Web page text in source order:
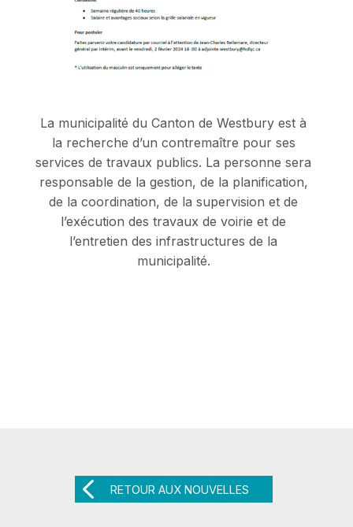
La municipalité du Canton de Westbury est à
la recherche d’un contremaître pour ses
services de travaux publics. La personne sera
responsable de la gestion, de la planification,
de la coordination, de la supervision et de
l’exécution des travaux de voirie et de
l’entretien des infrastructures de la
municipalité.
RETOUR AUX NOUVELLES